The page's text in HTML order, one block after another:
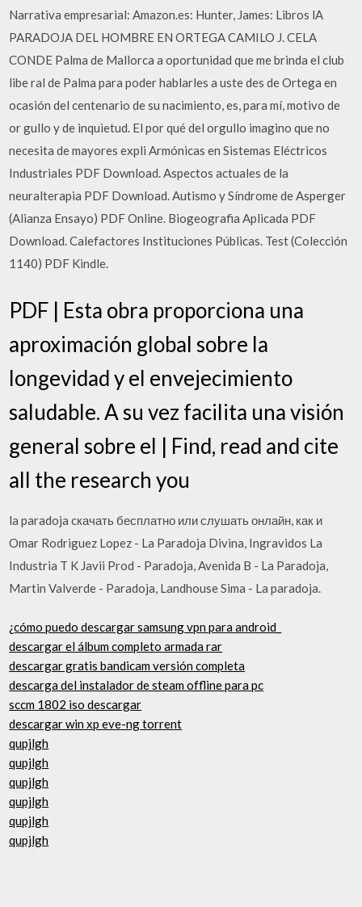
Narrativa empresarial: Amazon.es: Hunter, James: Libros lA
PARADOJA DEL HOMBRE EN ORTEGA CAMILO J. CELA
CONDE Palma de Mallorca a oportunidad que me brinda el club
libe­ ral de Palma para poder hablarles a uste­ des de Ortega en
ocasión del centenario de su nacimiento, es, para mí, motivo de
or­ gullo y de inquietud. El por qué del orgullo imagino que no
necesita de mayores expli­ Armónicas en Sistemas Eléctricos
Industriales PDF Download. Aspectos actuales de la
neuralterapia PDF Download. Autismo y Síndrome de Asperger
(Alianza Ensayo) PDF Online. Biogeografia Aplicada PDF
Download. Calefactores Instituciones Públicas. Test (Colección
1140) PDF Kindle.
PDF | Esta obra proporciona una
aproximación global sobre la
longevidad y el envejecimiento
saludable. A su vez facilita una visión
general sobre el | Find, read and cite
all the research you
la paradoja cкачать бесплатно или слушать онлайн, как и
Omar Rodriguez Lopez - La Paradoja Divina, Ingravidos La
Industria T K Javii Prod - Paradoja, Avenida B - La Paradoja,
Martin Valverde - Paradoja, Landhouse Sima - La paradoja.
¿cómo puedo descargar samsung vpn para android_
descargar el álbum completo armada rar
descargar gratis bandicam versión completa
descarga del instalador de steam offline para pc
sccm 1802 iso descargar
descargar win xp eve-ng torrent
qupjlgh
qupjlgh
qupjlgh
qupjlgh
qupjlgh
qupjlgh